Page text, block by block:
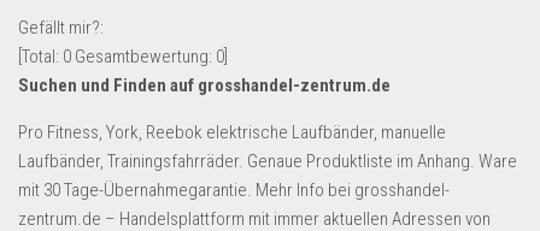
Münzen
Spielzeug & Games
Sport & Freizeit
Uhren & Schmuck
Wohnen & Einrichten
Gefällt mir?:
[Total: 0 Gesamtbewertung: 0
Suchen und Finden auf grosshandel-zentrum.de
Pro Fitness, York, Reebok elektrische Laufbänder, manuelle
Laufbänder, Trainingsfahrräder. Genaue Produktliste im Anhang. Ware
mit 30 Tage-Übernahmegarantie. Mehr Info bei grosshandel-
zentrum.de – Handelsplattform mit immer aktuellen Adressen von